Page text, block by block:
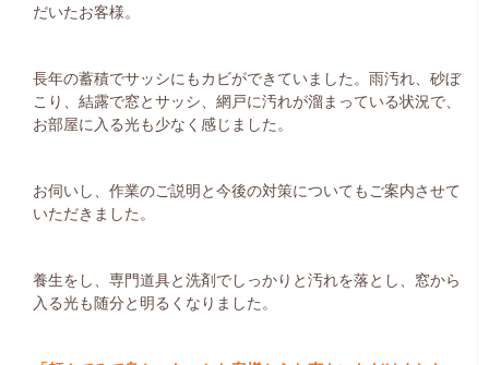
だいたお客様。
長年の蓄積でサッシにもカビができていました。雨汚れ、砂ぼ
こり、結露で窓とサッシ、網戸に汚れが溜まっている状況で、
お部屋に入る光も少なく感じました。
お伺いし、作業のご説明と今後の対策についてもご案内させて
いただきました。
養生をし、専門道具と洗剤でしっかりと汚れを落とし、窓から
入る光も随分と明るくなりました。